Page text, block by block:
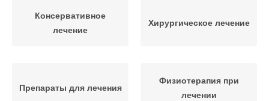
Консервативное
лечение
Хирургическое лечение
Препараты для лечения
Физиотерапия при
лечении